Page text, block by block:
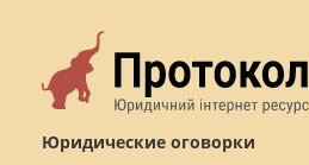
Юридические оговорки